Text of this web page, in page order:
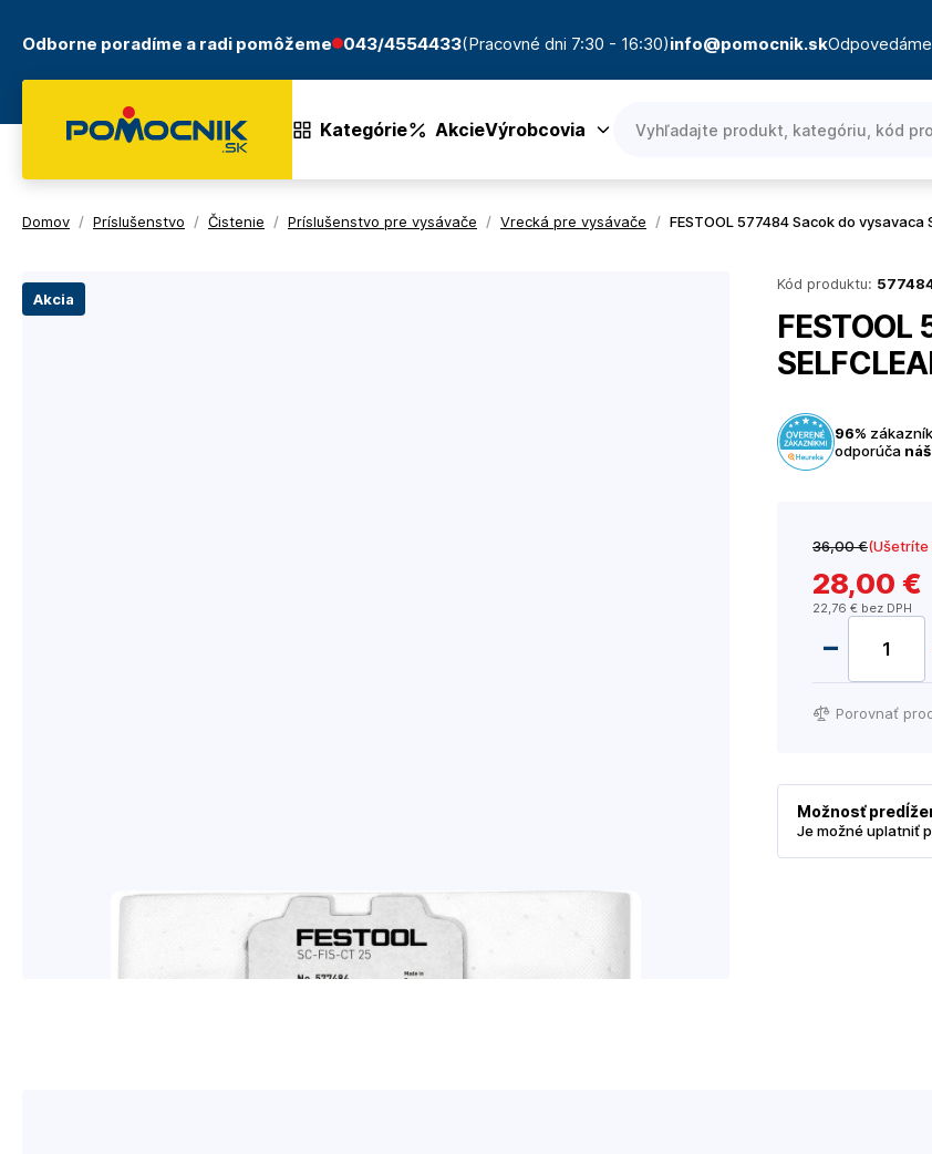
Odborne poradíme a radi pomôžeme 043/4554433(Pracovné dni 7:30 - 16:30)info@pomocnik.sk
Kategórie AkcieVýrobcovia
Domov / Príslušenstvo / Čistenie / Príslušenstvo pre vysávače / Vrecká pre vysávače / FESTOOL 577484 Sacok do vysavaca
Akcia
Kód produktu:
96%
odporúča
36,00 €(Ušetríte
28,00 €
22 ,76 € bez DPH
Porovnať
Možnosť
Je možné uplatniť